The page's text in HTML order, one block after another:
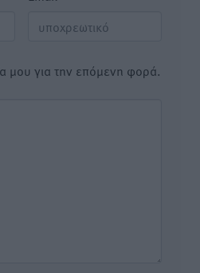
μου για την επόμενη φορά.